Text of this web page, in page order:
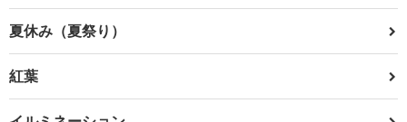
夏休み（夏祭り）
紅葉